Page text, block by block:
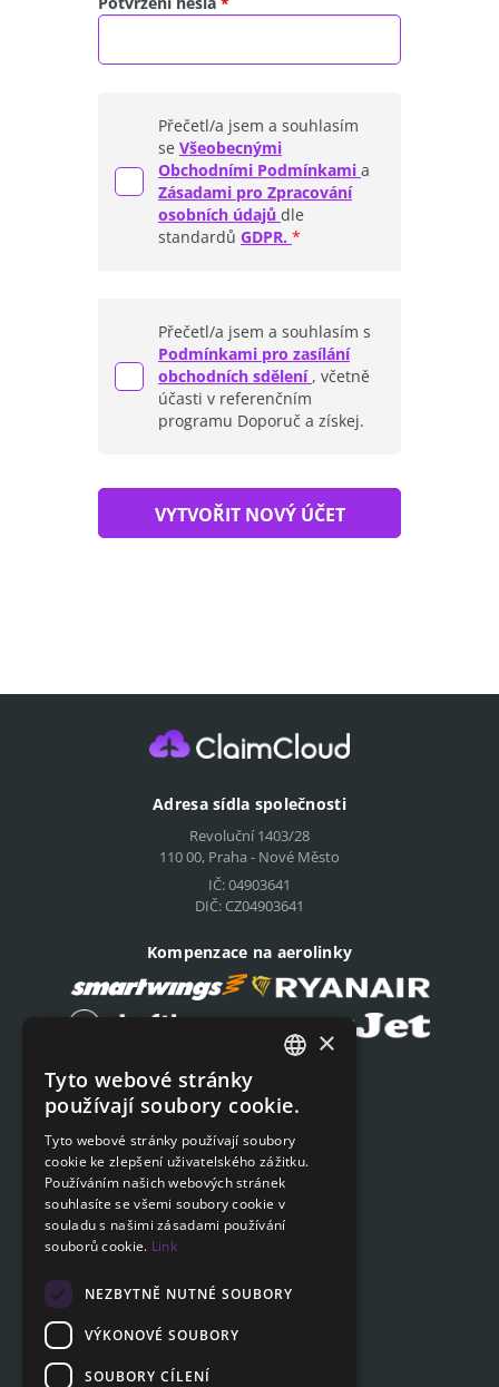
Přečetl/a jsem a souhlasím
se Všeobecnými
Obchodními Podmínkami a
Zásadami pro Zpracování
osobních údajů dle
standardů GDPR.
Přečetl/a jsem a souhlasím s
Podmínkami pro zasílání
obchodních sdělení , včetně
účasti v referenčním
programu Doporuč a získej.
Adresa sídla společnosti
Revoluční 1403/28
110 00, Praha - Nové Město
IČ: 04903641
DIČ: CZ04903641
Kompenzace na aerolinky
Podat on-line žádost
Podat on-line žádost
Navigace
Ceník
Otázky a odpovědi
Poradna
Zákaznická sekce
SLOVAK
×
Tyto webové stránky
používají soubory cookie.
Tyto webové stránky používají soubory
cookie ke zlepšení uživatelského zážitku.
Používáním našich webových stránek
souhlasíte se všemi soubory cookie v
souladu s našimi zásadami používání
souborů cookie. Link
NEZBYTNĚ NUTNÉ SOUBORY
VÝKONOVÉ SOUBORY
SOUBORY CÍLENÍ